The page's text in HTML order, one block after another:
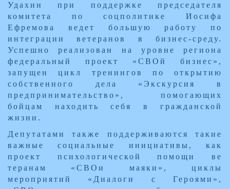
Удахин при поддержке председателя
комитета по соцполитике Иосифа
Ефремова ведет большую работу по
интеграции ветеранов в бизнес-среду.
Успешно реализован на уровне региона
федеральный проект «СВОй бизнес»,
запущен цикл тренингов по открытию
собственного дела «Экскурсия в
предпринимательство», помогающих
бойцам находить себя в гражданской
жизни.
Депутатами также поддерживаются такие
важные социальные инициативы, как
проект психологической помощи ве
теранам «СВОи маяки», циклы
мероприятий «Диалоги с Героями»,